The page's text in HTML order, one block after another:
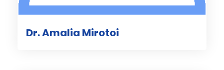
Dr. Amalia Mirotoi